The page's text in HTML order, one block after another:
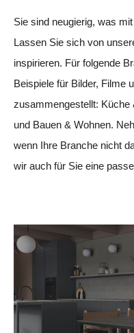
Sie sind neugierig, was
Lassen Sie sich von
inspirieren. Für folgende
Beispiele für Bilder, Filme
zusammengestellt: Küche
und Bauen & Wohnen.
wenn Ihre Branche nicht
wir auch für Sie eine